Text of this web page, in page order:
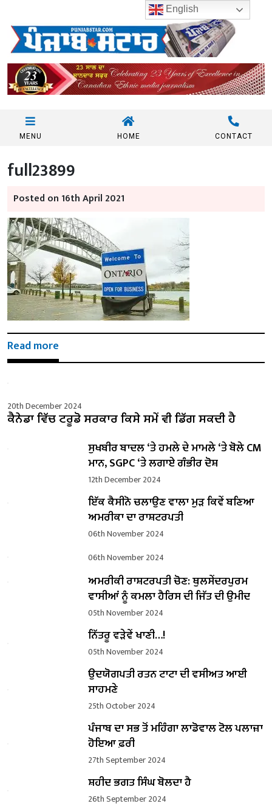
MENU HOME CONTACT
full23899
Posted on 16th April 2021
Read more
20th December 2024
ਕੈਨੇਡਾ ਵਿੱਚ ਟਰੂਡੋ ਸਰਕਾਰ ਕਿਸੇ ਸਮੇਂ ਵੀ ਡਿੱਗ ਸਕਦੀ ਹੈ
ਸੁਖਬੀਰ ਬਾਦਲ ‘ਤੇ ਹਮਲੇ ਦੇ ਮਾਮਲੇ ‘ਤੇ ਬੋਲੇ ​​CM
ਮਾਨ, SGPC ‘ਤੇ ਲਗਾਏ ਗੰਭੀਰ ਦੋਸ਼
12th December 2024
ਇੱਕ ਕੈਸੀਨੋ ਚਲਾਉਣ ਵਾਲਾ ਮੁੜ ਕਿਵੇਂ ਬਣਿਆ
ਅਮਰੀਕਾ ਦਾ ਰਾਸ਼ਟਰਪਤੀ
06th November 2024
06th November 2024
ਅਮਰੀਕੀ ਰਾਸ਼ਟਰਪਤੀ ਚੋਣ: ਥੁਲਸੇਂਦਰਪੁਰਮ
ਵਾਸੀਆਂ ਨੂੰ ਕਮਲਾ ਹੈਰਿਸ ਦੀ ਜਿੱਤ ਦੀ ਉਮੀਦ
05th November 2024
ਨਿੱਤਰੂ ਵੜੇਵੇਂ ਖਾਣੀ…!
05th November 2024
ਉਦਯੋਗਪਤੀ ਰਤਨ ਟਾਟਾ ਦੀ ਵਸੀਅਤ ਆਈ
ਸਾਹਮਣੇ
25th October 2024
ਪੰਜਾਬ ਦਾ ਸਭ ਤੋਂ ਮਹਿੰਗਾ ਲਾਡੋਵਾਲ ਟੋਲ ਪਲਾਜ਼ਾ
ਹੋਇਆ ਫ਼ਰੀ
27th September 2024
ਸ਼ਹੀਦ ਭਗਤ ਸਿੰਘ ਬੋਲਦਾ ਹੈ
26th September 2024
English